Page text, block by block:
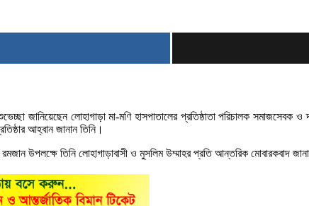
জানিয়েছেন লোহাগাড়া মা-মণি হাসপাতালের প্রতিষ্ঠাতা পরিচালক সমাজসেবক
আহ্বান জানান তিনি।
উপলক্ষে তিনি লোহাগাড়াবাসী ও মুসলিম উম্মাহর প্রতি আন্তরিক মোবারকবাদ